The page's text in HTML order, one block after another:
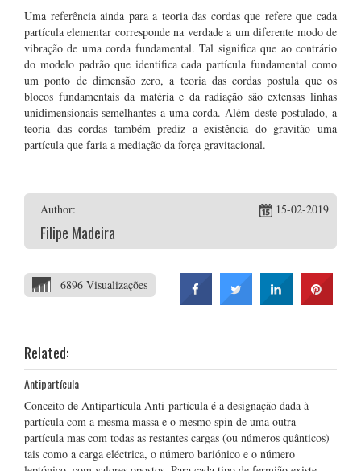
Uma referência ainda para a teoria das cordas que refere que cada
partícula elementar corresponde na verdade a um diferente modo de
vibração de uma corda fundamental. Tal significa que ao contrário
do modelo padrão que identifica cada partícula fundamental como
um ponto de dimensão zero, a teoria das cordas postula que os
blocos fundamentais da matéria e da radiação são extensas linhas
unidimensionais semelhantes a uma corda. Além deste postulado, a
teoria das cordas também prediz a existência do gravitão uma
partícula que faria a mediação da força gravitacional.
Author:
Filipe Madeira
15-02-2019
6896 Visualizações
Related:
Antipartícula
Conceito de Antipartícula Anti-partícula é a designação dada à
partícula com a mesma massa e o mesmo spin de uma outra
partícula mas com todas as restantes cargas (ou números quânticos)
tais como a carga eléctrica, o número bariónico e o número